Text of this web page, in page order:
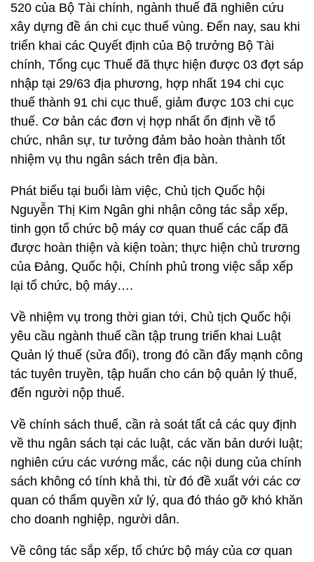
520 của Bộ Tài chính, ngành thuế đã nghiên cứu
xây dựng đề án chi cục thuế vùng. Đến nay, sau khi
triển khai các Quyết định của Bộ trưởng Bộ Tài
chính, Tổng cục Thuế đã thực hiện được 03 đợt sáp
nhập tại 29/63 địa phương, hợp nhất 194 chi cục
thuế thành 91 chi cục thuế, giảm được 103 chi cục
thuế. Cơ bản các đơn vị hợp nhất ổn định về tổ
chức, nhân sự, tư tưởng đảm bảo hoàn thành tốt
nhiệm vụ thu ngân sách trên địa bàn.
Phát biểu tại buổi làm việc, Chủ tịch Quốc hội
Nguyễn Thị Kim Ngân ghi nhận công tác sắp xếp,
tinh gọn tổ chức bộ máy cơ quan thuế các cấp đã
được hoàn thiện và kiện toàn; thực hiện chủ trương
của Đảng, Quốc hội, Chính phủ trong việc sắp xếp
lại tổ chức, bộ máy….
Về nhiệm vụ trong thời gian tới, Chủ tịch Quốc hội
yêu cầu ngành thuế cần tập trung triển khai Luật
Quản lý thuế (sửa đổi), trong đó cần đẩy mạnh công
tác tuyên truyền, tập huấn cho cán bộ quản lý thuế,
đến người nộp thuế.
Về chính sách thuế, cần rà soát tất cả các quy định
về thu ngân sách tại các luật, các văn bản dưới luật;
nghiên cứu các vướng mắc, các nội dung của chính
sách không có tính khả thi, từ đó đề xuất với các cơ
quan có thẩm quyền xử lý, qua đó tháo gỡ khó khăn
cho doanh nghiệp, người dân.
Về công tác sắp xếp, tổ chức bộ máy của cơ quan